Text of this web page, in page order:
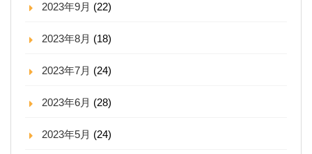
2023年9月 (22)
2023年8月 (18)
2023年7月 (24)
2023年6月 (28)
2023年5月 (24)